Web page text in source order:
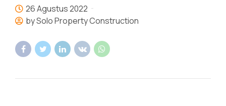
26 Agustus 2022
by Solo Property Construction